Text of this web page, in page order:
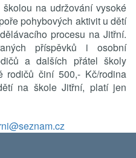
na udržování vysoké
pohybových aktivit u dětí
procesu na Jitřní.
příspěvků i osobní
a dalších přátel školy
rodičů činí 500,- Kč/rodina
na škole Jitřní, platí jen